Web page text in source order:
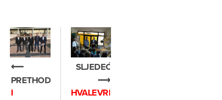
⟵
PRETHODNO
I
SLJEDEĆE
⟶
HVALEVRIJEDNA